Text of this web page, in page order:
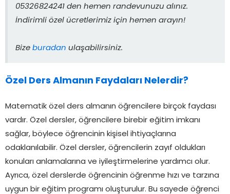
05326824241 den hemen randevunuzu alınız.
İndirimli özel ücretlerimiz için hemen arayın!
Bize buradan ulaşabilirsiniz.
Özel Ders Almanın Faydaları Nelerdir?
Matematik özel ders almanın öğrencilere birçok faydası
vardır. Özel dersler, öğrencilere birebir eğitim imkanı
sağlar, böylece öğrencinin kişisel ihtiyaçlarına
odaklanılabilir. Özel dersler, öğrencilerin zayıf oldukları
konuları anlamalarına ve iyileştirmelerine yardımcı olur.
Ayrıca, özel derslerde öğrencinin öğrenme hızı ve tarzına
uygun bir eğitim programı oluşturulur. Bu sayede öğrenci